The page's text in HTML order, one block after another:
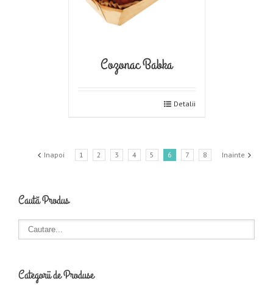
Cozonac Babka
Detalii
Inapoi 1 2 3 4 5 6 7 8 Inainte
Caută Produs
Categorii de Produse